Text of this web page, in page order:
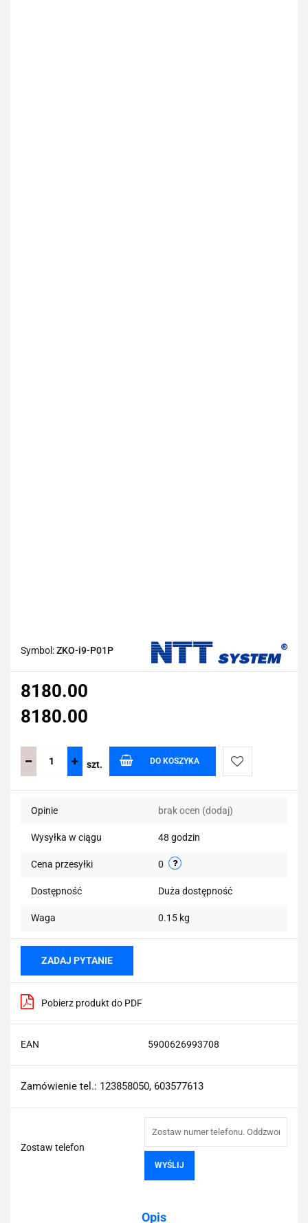
Symbol:ZKO-i9-P01P
8180.00
8180.00
szt. DO KOSZYKA
Do
Opinie brak ocen (dodaj)
Wysyłka w ciągu 48 godzin
Cena przesyłki 0
Dostępność Duża dostępność
Waga 0.15 kg
ZADAJ PYTANIE
Pobierz produkt do PDF
EAN 5900626993708
Zamówienie tel.: 123858050, 603577613
Zostaw telefon
WYŚLIJ
Opis